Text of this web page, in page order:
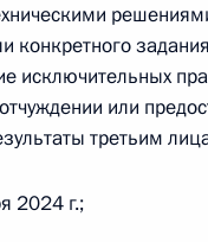
по итогам
3 поручения
вторник
конкретного
исключительных
или
третьим
2024 г.;